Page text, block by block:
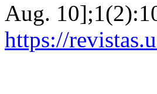
Aug.
https://